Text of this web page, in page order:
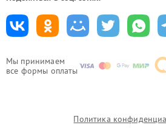
Мы принимаем
все формы оплаты
Политика